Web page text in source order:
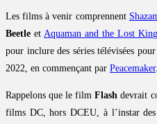
Les films à venir comprennent
Beetle etAquaman and the Lost
pour inclure des séries télévisées
2022, en commençant par Peacemaker.
Rappelons que le filmFlash devrait
films DC, hors DCEU, à l’instar